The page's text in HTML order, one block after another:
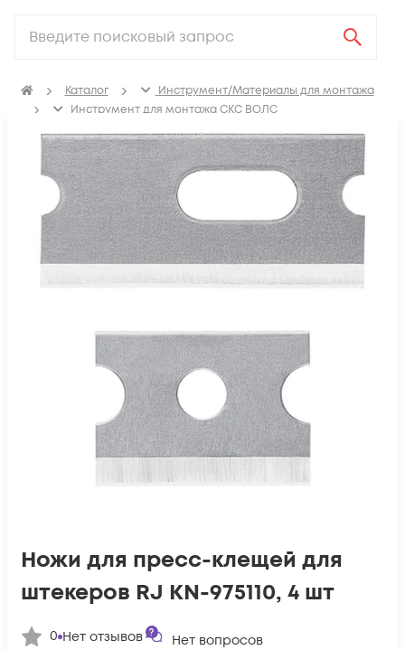
Каталог
Инструмент/Материалы для монтажа
Инструмент для монтажа СКС ВОЛС
Ножи для пресс-клещей для
штекеров RJ KN-975110, 4 шт
0 Нет отзывов Нет вопросов